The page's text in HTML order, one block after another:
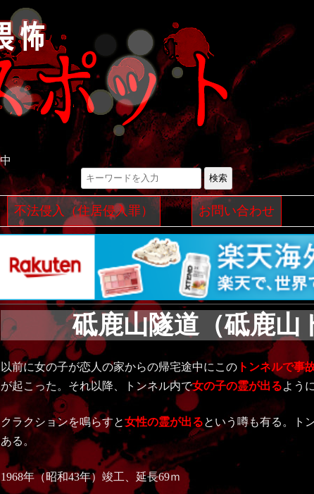
検索
コ
ン
テ
ン
ツ
へ
ス
プ
不法侵入（住居侵入罪） お問い合わせ
砥鹿山隧道（砥鹿山
以前に女の子が恋人の家からの帰宅途中にこの トンネルで事
が起こった。それ以降、トンネル内で女の子の霊が出るよう
クラクションを鳴らすと女性の霊が出るという噂も有る。ト
ある。
1968年（昭和43年）竣工、延長69ｍ